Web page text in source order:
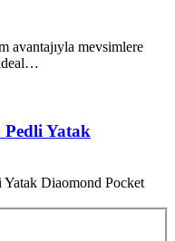
avantajıyla mevsimlere
ideal…
Yatak
Diaomond Pocket